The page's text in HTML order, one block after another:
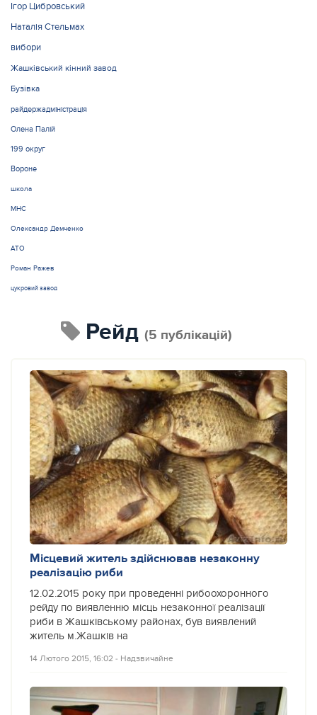
Ігор Цибровський
Наталія Стельмах
вибори
Жашківський кінний завод
Бузівка
райдержадміністрація
Олена Палій
199 округ
Вороне
школа
МНС
Олександр Демченко
АТО
Роман Ражев
цукровий завод
рейд (5 публікацій)
Місцевий житель здійснював незаконну
реалізацію риби
12.02.2015 року при проведенні рибоохоронного
рейду по виявленню місць незаконної реалізації
риби в Жашківському районах, був виявлений
житель м.Жашків на
14 Лютого 2015, 16:02 ‐ Надзвичайне